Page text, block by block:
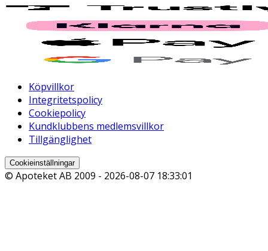
Köpvillkor
Integritetspolicy
Cookiepolicy
Kundklubbens medlemsvillkor
Tillgänglighet
Cookieinställningar
© Apoteket AB 2009 - 2026-08-07 18:33:01